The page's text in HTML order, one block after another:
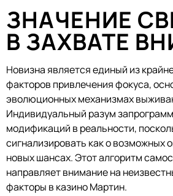
ЗНАЧЕНИЕ
В ЗАХВАТЕ
Новизна является единый из
факторов привлечения фокуса,
эволюционных механизмах
Индивидуальный разум
модификаций в реальности,
сигнализировать как о возможных
новых шансах. Этот алгоритм
направляет внимание на
факторы в казино Мартин.